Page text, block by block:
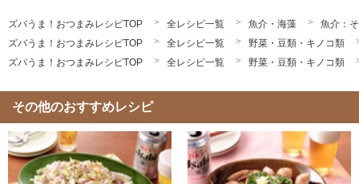
ズバうま！おつまみレシピTOP 全レシピ一覧 魚介・海藻
魚介：
ズバうま！おつまみレシピTOP
全レシピ一覧
野菜・豆類・キノコ類
ズバうま！おつまみレシピTOP
全レシピ一覧 野菜・豆類・キノコ類
その他のおすすめレシピ